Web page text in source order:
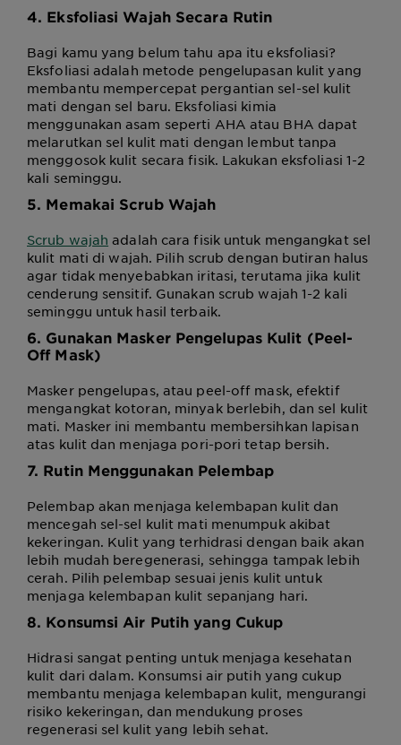
4. Eksfoliasi Wajah Secara Rutin
Bagi kamu yang belum tahu apa itu eksfoliasi?
Eksfoliasi adalah metode pengelupasan kulit yang
membantu mempercepat pergantian sel-sel kulit
mati dengan sel baru. Eksfoliasi kimia
menggunakan asam seperti AHA atau BHA dapat
melarutkan sel kulit mati dengan lembut tanpa
menggosok kulit secara fisik. Lakukan eksfoliasi 1-2
kali seminggu.
5. Memakai Scrub Wajah
Scrub wajah adalah cara fisik untuk mengangkat sel
kulit mati di wajah. Pilih scrub dengan butiran halus
agar tidak menyebabkan iritasi, terutama jika kulit
cenderung sensitif. Gunakan scrub wajah 1-2 kali
seminggu untuk hasil terbaik.
6. Gunakan Masker Pengelupas Kulit (Peel-
Off Mask)
Masker pengelupas, atau peel-off mask, efektif
mengangkat kotoran, minyak berlebih, dan sel kulit
mati. Masker ini membantu membersihkan lapisan
atas kulit dan menjaga pori-pori tetap bersih.
7. Rutin Menggunakan Pelembap
Pelembap akan menjaga kelembapan kulit dan
mencegah sel-sel kulit mati menumpuk akibat
kekeringan. Kulit yang terhidrasi dengan baik akan
lebih mudah beregenerasi, sehingga tampak lebih
cerah. Pilih pelembap sesuai jenis kulit untuk
menjaga kelembapan kulit sepanjang hari.
8. Konsumsi Air Putih yang Cukup
Hidrasi sangat penting untuk menjaga kesehatan
kulit dari dalam. Konsumsi air putih yang cukup
membantu menjaga kelembapan kulit, mengurangi
risiko kekeringan, dan mendukung proses
regenerasi sel kulit yang lebih sehat.